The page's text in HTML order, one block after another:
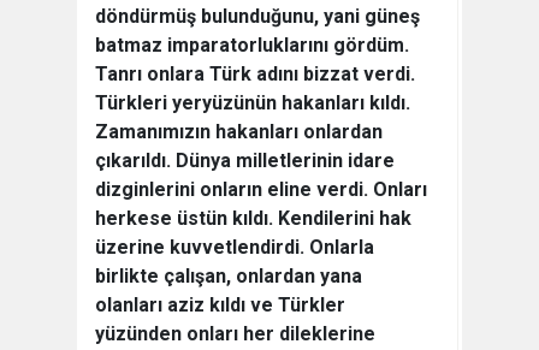
döndürmüş bulunduğunu, yani güneş
batmaz imparatorluklarını gördüm.
Tanrı onlara Türk adını bizzat verdi.
Türkleri yeryüzünün hakanları kıldı.
Zamanımızın hakanları onlardan
çıkarıldı. Dünya milletlerinin idare
dizginlerini onların eline verdi. Onları
herkese üstün kıldı. Kendilerini hak
üzerine kuvvetlendirdi. Onlarla
birlikte çalışan, onlardan yana
olanları aziz kıldı ve Türkler
yüzünden onları her dileklerine